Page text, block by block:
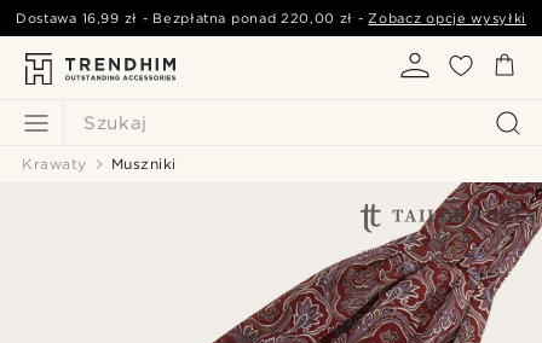
Szukaj
Dostawa 16,99 zł - Bezpłatna ponad220,00 zł -Zobacz opcje wysyłki
Krawaty Muszniki